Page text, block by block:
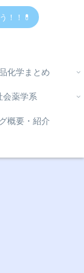
！！💊
化学まとめ
会薬学系
概要・紹介